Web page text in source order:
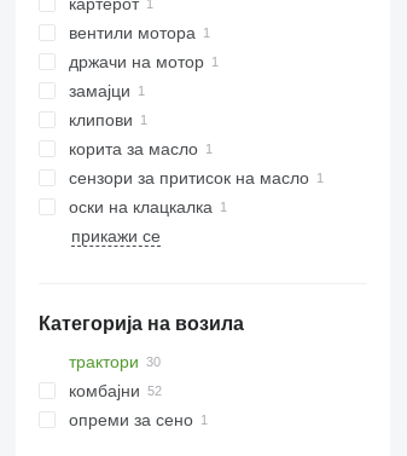
вентили мотора
држачи на мотор
замајци
клипови
корита за масло
сензори за притисок на масло
оски на клацкалка
прикажи се
Категорија на возила
трактори
тркала трактори
комбајни
комбајни за жито
опреми за сено